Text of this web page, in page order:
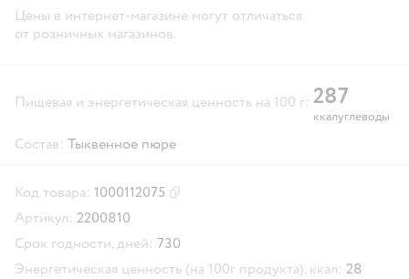
Цены в интернет-магазине могут отличаться
от розничных магазинов.
Пищевая и энергетическая ценность на 100 г: 28
ккал
7
углеводы
Состав: Тыквенное пюре
Код товара: 1000112075
Артикул: 2200810
Срок годности, дней: 730
Энергетическая ценность (на 100г продукта), ккал: 28